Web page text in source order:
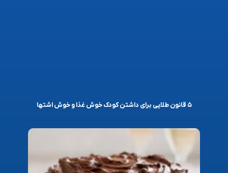
۵ قانون طلایی برای داشتن کودک خوش غذا و خوش اشتها